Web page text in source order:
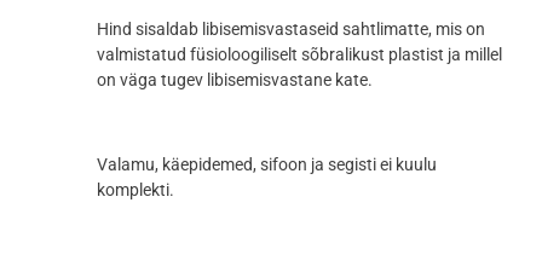
Hind sisaldab libisemisvastaseid sahtlimatte, mis on
valmistatud füsioloogiliselt sõbralikust plastist ja millel
on väga tugev libisemisvastane kate.
Valamu, käepidemed, sifoon ja segisti ei kuulu
komplekti.